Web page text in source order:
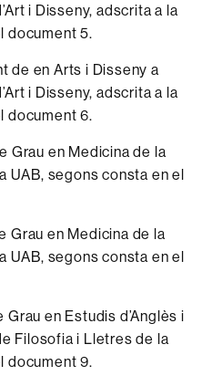
i Disseny, adscrita a la
document 5.
de en Arts i Disseny a
i Disseny, adscrita a la
document 6.
Grau en Medicina de la
UAB, segons consta en el
Grau en Medicina de la
UAB, segons consta en el
en Estudis d’Anglès i
Filosofia i Lletres de la
document 9.